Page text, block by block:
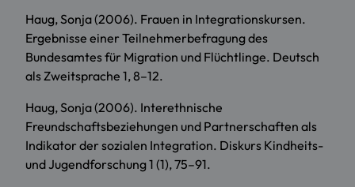
Haug, Sonja (2006). Frauen in Integrationskursen.
Ergebnisse einer Teilnehmerbefragung des
Bundesamtes für Migration und Flüchtlinge. Deutsch
als Zweitsprache 1, 8–12.
Haug, Sonja (2006). Interethnische
Freundschaftsbeziehungen und Partnerschaften als
Indikator der sozialen Integration. Diskurs Kindheits-
und Jugendforschung 1 (1), 75–91.